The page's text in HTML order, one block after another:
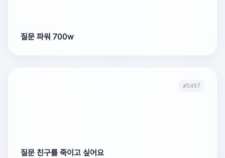
질문 파워 700w
#5497
질문 친구를 죽이고 싶어요